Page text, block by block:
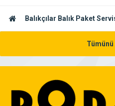
Balıkçılar Balık Paket
Tümünü